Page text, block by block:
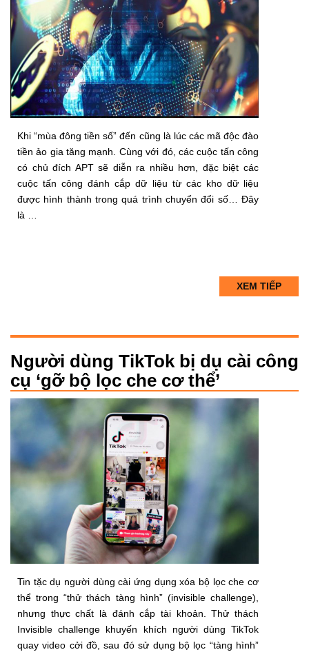
Khi “mùa đông tiền số” đến cũng là lúc các mã độc đào
tiền ảo gia tăng mạnh. Cùng với đó, các cuộc tấn công
có chủ đích APT sẽ diễn ra nhiều hơn, đặc biệt các
cuộc tấn công đánh cắp dữ liệu từ các kho dữ liệu
được hình thành trong quá trình chuyển đổi số… Đây
là …
XEM TIẾP
Người dùng TikTok bị dụ cài công
cụ ‘gỡ bộ lọc che cơ thể’
Tin tặc dụ người dùng cài ứng dụng xóa bộ lọc che cơ
thể trong “thử thách tàng hình” (invisible challenge),
nhưng thực chất là đánh cắp tài khoản. Thử thách
Invisible challenge khuyến khích người dùng TikTok
quay video cởi đồ, sau đó sử dụng bộ lọc “tàng hình”